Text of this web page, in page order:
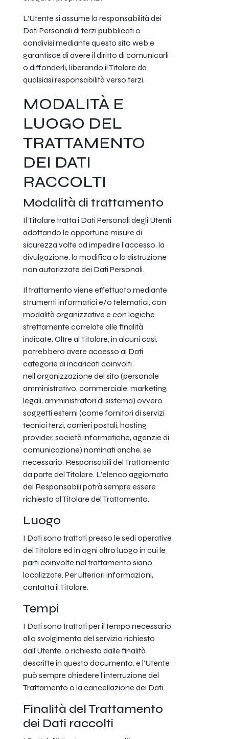
L’Utente si assume la responsabilità dei
Dati Personali di terzi pubblicati o
condivisi mediante questo sito web e
garantisce di avere il diritto di comunicarli
o diffonderli, liberando il Titolare da
qualsiasi responsabilità verso terzi.
MODALITÀ E
LUOGO DEL
TRATTAMENTO
DEI DATI
RACCOLTI
Modalità di trattamento
Il Titolare tratta i Dati Personali degli Utenti
adottando le opportune misure di
sicurezza volte ad impedire l’accesso, la
divulgazione, la modifica o la distruzione
non autorizzate dei Dati Personali.
Il trattamento viene effettuato mediante
strumenti informatici e/o telematici, con
modalità organizzative e con logiche
strettamente correlate alle finalità
indicate. Oltre al Titolare, in alcuni casi,
potrebbero avere accesso ai Dati
categorie di incaricati coinvolti
nell’organizzazione del sito (personale
amministrativo, commerciale, marketing,
legali, amministratori di sistema) ovvero
soggetti esterni (come fornitori di servizi
tecnici terzi, corrieri postali, hosting
provider, società informatiche, agenzie di
comunicazione) nominati anche, se
necessario, Responsabili del Trattamento
da parte del Titolare. L’elenco aggiornato
dei Responsabili potrà sempre essere
richiesto al Titolare del Trattamento.
Luogo
I Dati sono trattati presso le sedi operative
del Titolare ed in ogni altro luogo in cui le
parti coinvolte nel trattamento siano
localizzate. Per ulteriori informazioni,
contatta il Titolare.
Tempi
I Dati sono trattati per il tempo necessario
allo svolgimento del servizio richiesto
dall’Utente, o richiesto dalle finalità
descritte in questo documento, e l’Utente
può sempre chiedere l’interruzione del
Trattamento o la cancellazione dei Dati.
Finalità del Trattamento
dei Dati raccolti